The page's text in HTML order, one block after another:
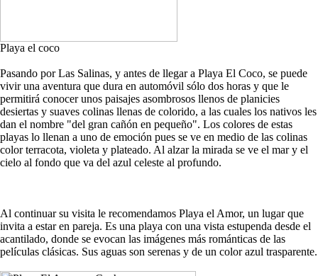
Playa el coco
Pasando por Las Salinas, y antes de llegar a Playa El Coco, se puede
vivir una aventura que dura en automóvil sólo dos horas y que le
permitirá conocer unos paisajes asombrosos llenos de planicies
desiertas y suaves colinas llenas de colorido, a las cuales los nativos les
dan el nombre "del gran cañón en pequeño". Los colores de estas
playas lo llenan a uno de emoción pues se ve en medio de las colinas
color terracota, violeta y plateado. Al alzar la mirada se ve el mar y el
cielo al fondo que va del azul celeste al profundo.
Al continuar su visita le recomendamos Playa el Amor, un lugar que
invita a estar en pareja. Es una playa con una vista estupenda desde el
acantilado, donde se evocan las imágenes más románticas de las
películas clásicas. Sus aguas son serenas y de un color azul trasparente.